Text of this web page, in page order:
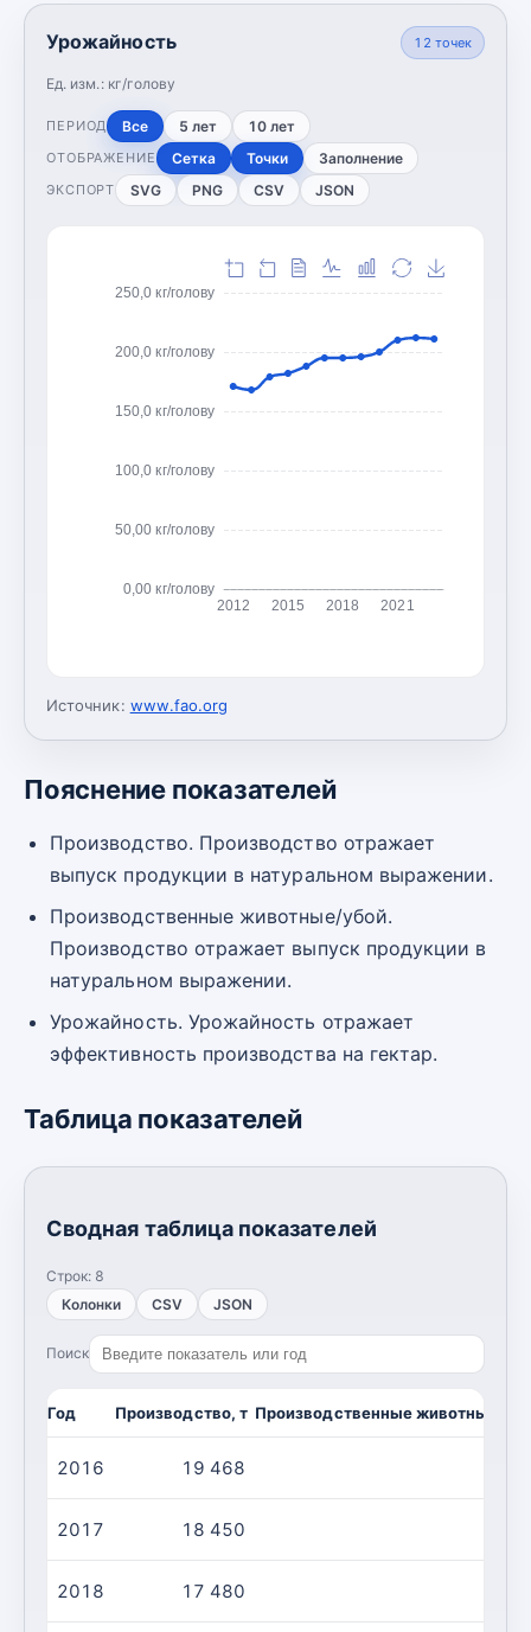
Урожайность
Ед. изм.: кг/голову
12 точек
ПЕРИОД Все 5 лет 10 лет
ОТОБРАЖЕНИЕ Сетка Точки Заполнение
ЭКСПОРТ SVG PNG CSV JSON
0,00 кг/голову
50,00 кг/голову
100,0 кг/голову
150,0 кг/голову
200,0 кг/голову
250,0 кг/голову
2012 2015 2018 2021
Источник: www.fao.org
Пояснение показателей
Производство. Производство отражает
выпуск продукции в натуральном выражении.
Производственные животные/убой.
Производство отражает выпуск продукции в
натуральном выражении.
Урожайность. Урожайность отражает
эффективность производства на гектар.
Таблица показателей
Сводная таблица показателей
Строк: 8
Колонки
CSV JSON
Поиск
Год Производство, т Производственные животные/
2016 19 468
2017 18 450
2018 17 480